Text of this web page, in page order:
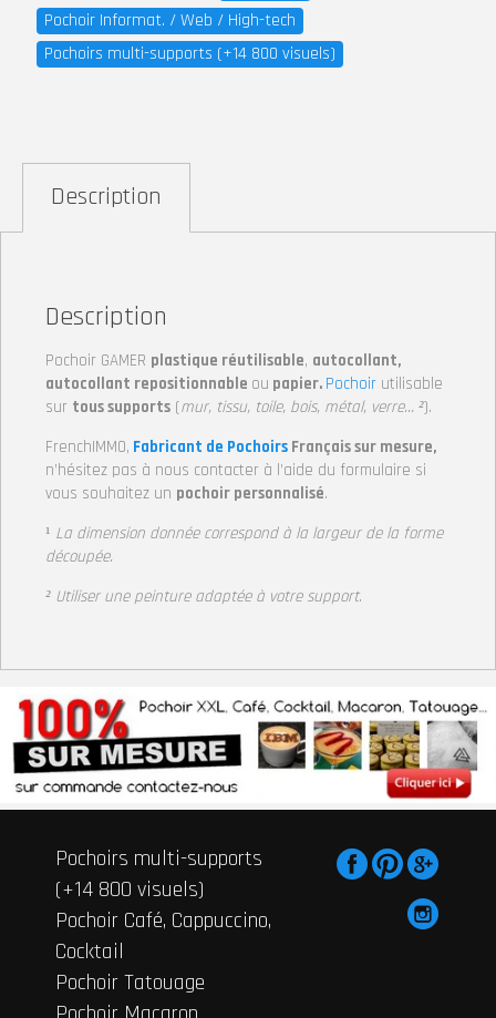
Pochoir Informat. / Web / High-tech
Pochoirs multi-supports (+14 800 visuels)
Description
Description
Pochoir GAMER plastique réutilisable, autocollant,
autocollant repositionnable ou papier. Pochoir utilisable
sur tous supports (mur, tissu, toile, bois, métal, verre… ²).
FrenchIMMO, Fabricant de Pochoirs Français sur mesure,
n’hésitez pas à nous contacter à l’aide du formulaire si
vous souhaitez un pochoir personnalisé.
¹ La dimension donnée correspond à la largeur de la forme
découpée.
² Utiliser une peinture adaptée à votre support.
Pochoirs multi-supports
(+14 800 visuels)
Pochoir Café, Cappuccino,
Cocktail
Pochoir Tatouage